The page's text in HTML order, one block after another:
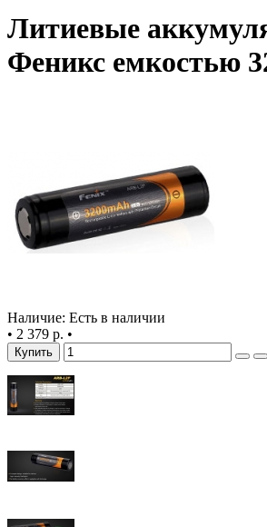
Литиевые
Феникс емкостью
Наличие: Есть в наличии
• 2 379 р. •
Купить